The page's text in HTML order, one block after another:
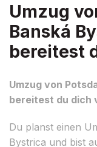
Umzug
Banská
bereitest
Umzug von
bereitest du dich
Du planst einen
Bystrica und bist